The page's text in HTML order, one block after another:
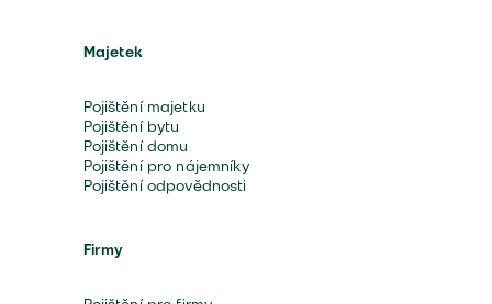
Majetek
Pojištění majetku
Pojištění bytu
Pojištění domu
Pojištění pro nájemníky
Pojištění odpovědnosti
Firmy